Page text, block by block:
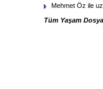
Mehmet Öz ile
Tüm Yaşam